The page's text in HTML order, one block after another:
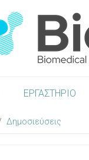
ΕΡΓΑΣΤΗΡΙΟ
Δημοσιεύσεις